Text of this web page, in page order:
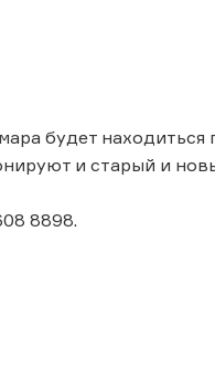
будет находиться
и старый и
8898.